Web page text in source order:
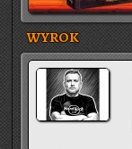
WYROK